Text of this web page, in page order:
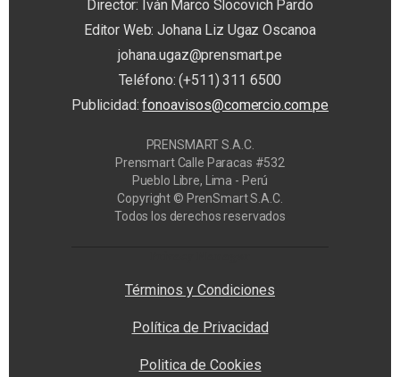
Director: Iván Marco Slocovich Pardo
Editor Web: Johana Liz Ugaz Oscanoa
johana.ugaz@prensmart.pe
Teléfono: (+511) 311 6500
Publicidad:fonoavisos@comercio.com.pe
PRENSMART S.A.C.
Prensmart Calle Paracas #532
Pueblo Libre, Lima - Perú
Copyright © PrenSmart S.A.C.
Todos los derechos reservados
Términos y Condiciones
Política de Privacidad
Politica de Cookies